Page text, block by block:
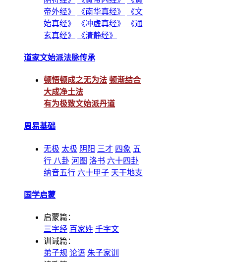
帝外经》
《南华真经》
《文
始真经》
《冲虚真经》
《通
玄真经》
《清静经》
道家文始派法脉传承
顿悟顿成之无为法 顿渐结合
大成净土法
有为极致文始派丹道
周易基础
无极 太极 阴阳 三才 四象 五
行 八卦 河图 洛书 六十四卦
纳音五行 六十甲子 天干地支
国学启蒙
启蒙篇：
三字经 百家姓 千字文
训诫篇：
弟子规 论语 朱子家训